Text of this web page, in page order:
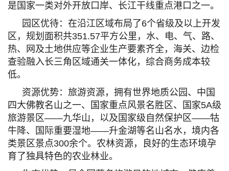
是国家一类对外开放口岸、长江干线重点港口之一。
园区优待：在沿江区域布局了6个省级及以上开发
区，规划面积共351.57平方公里，水、电、气、路、
热、网及土地供应等企业生产要素齐全，海关、边检
查验融入长三角区域通关一体化，综合商务成本较
低。
资源优势：旅游资源，拥有世界地质公园、中国
四大佛教名山之一、国家重点风景名胜区、国家5A级
旅游景区——九华山，以及国家级自然保护区——牯
牛降、国际重要湿地——升金湖等名山名水，境内各
类景区景点300余个。农林资源，良好的生态环境孕
育了独具特色的农业林业。